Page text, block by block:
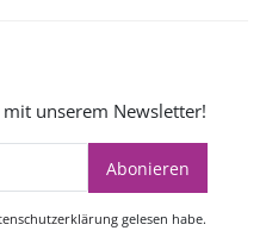
unserem Newsletter!
Abonieren
gelesen habe.